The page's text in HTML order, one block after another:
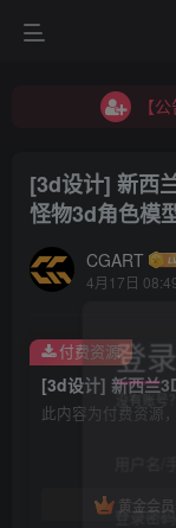
【
【
[3d设计] 新西
怪物3d角色模
CGART
4月17日
此内容为付费资源
黄金会员
付费资源登录
没有账号
用户名/
登录密码